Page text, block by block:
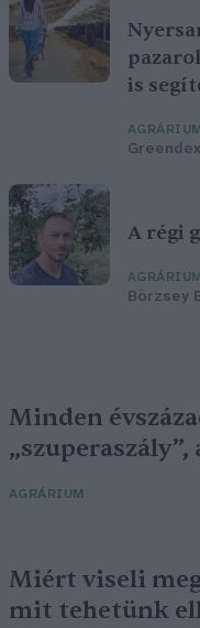
is
AGRÁRIUM
Greendex
A régi
AGRÁRIUM
Börzsey
Minden
AGRÁRIUM
Miért viseli
mit tehetünk